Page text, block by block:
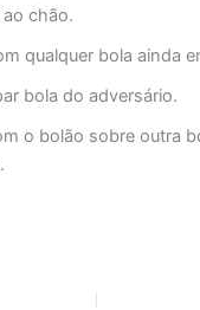
chão.
qualquer bola ainda
bola do adversário.
o bolão sobre outra